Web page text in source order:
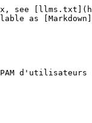
see
as
d'utilisateurs